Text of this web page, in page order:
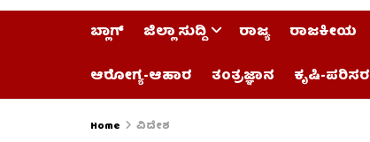
ಬ್ಲಾಗ್ ಜಿಲ್ಲಾ ಸುದ್ದಿ ರಾಜ್ಯ ರಾಜಕೀಯ
ಆರೋಗ್ಯ-ಆಹಾರ
ತಂತ್ರಜ್ಞಾನ ಕೃಷಿ-ಪರಿಸರ
Home ವಿದೇಶ